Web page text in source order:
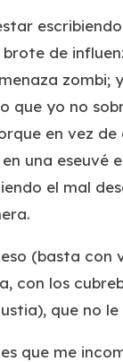
de
zombi;
que yo no
en vez de
una eseuvé
el mal
(basta con
con los
que no le
que me